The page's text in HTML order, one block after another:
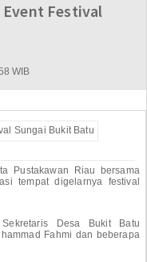
Event Festival
WIB
Pustakawan Riau bersama
tempat digelarnya festival
Desa Bukit Batu
Fahmi dan beberapa